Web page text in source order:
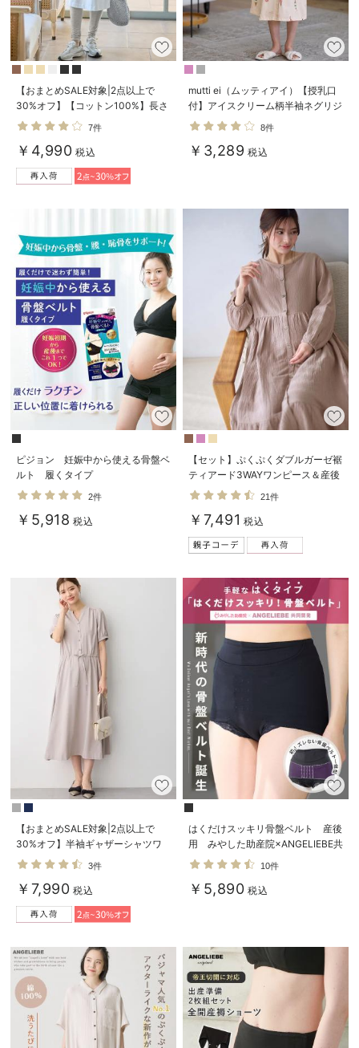
【おまとめSALE対象|2点以上で
30%オフ】【コットン100%】長さ
が選べるフレンチスリーブワンピー
ス マタニティ・産後授乳服【出産
後も長く使える】
7件
￥4,990 税込
mutti ei（ムッティアイ）【授乳口
付】アイスクリーム柄半袖ネグリジ
ェ
8件
￥3,289 税込
ピジョン 妊娠中から使える骨盤ベ
ルト 履くタイプ
2件
￥5,918 税込
【セット】ぷくぷくダブルガーゼ裾
ティアード3WAYワンピース＆産後
も使えるレギンスパジャマ マタニ
ティ・授乳パジャマ
21件
￥7,491 税込
【おまとめSALE対象|2点以上で
30%オフ】半袖ギャザーシャツワ
ンピース マタニティ・産後授乳服
【出産後も長く使える】
3件
￥7,990 税込
はくだけスッキリ骨盤ベルト 産後
用 みやした助産院×ANGELIEBE共
同開発 ガードルタイプ
10件
￥5,890 税込